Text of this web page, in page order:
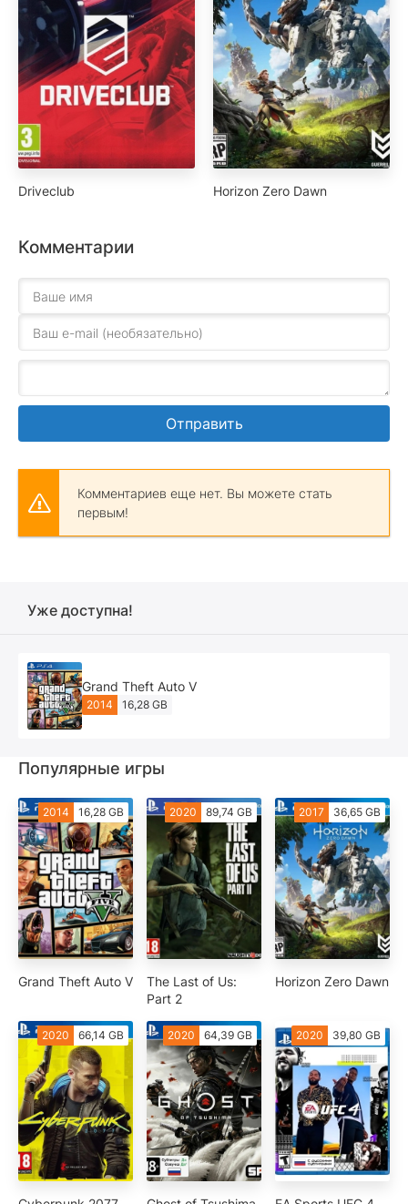
Driveclub Horizon Zero Dawn
Комментарии
Отправить
Комментариев еще нет. Вы можете стать
первым!
Уже доступна!
Grand Theft Auto V
2014 16,28 GB
Популярные игры
2014 16,28 GB
Grand Theft Auto V
2020 89,74 GB
The Last of Us:
Part 2
2017 36,65 GB
Horizon Zero Dawn
2020 66,14 GB 2020 64,39 GB 2020 39,80 GB